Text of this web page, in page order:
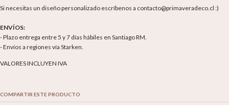
Si necesitas un diseño personalizado escríbenos a contacto@primaveradeco.cl :)
ENVÍOS:
- Plazo entrega entre 5 y 7 días hábiles en Santiago RM.
- Envíos a regiones vía Starken.
VALORES INCLUYEN IVA
COMPARTIR ESTE PRODUCTO